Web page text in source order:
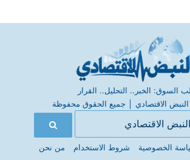
السوق: الخبر.. التحليل.. القرار
جميع الحقوق محفوظة
الخصوصية شروط الاستخدام من نحن